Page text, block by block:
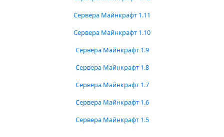
Сервера Майнкрафт 1.11
Сервера Майнкрафт 1.10
Сервера Майнкрафт 1.9
Сервера Майнкрафт 1.8
Сервера Майнкрафт 1.7
Сервера Майнкрафт 1.6
Сервера Майнкрафт 1.5